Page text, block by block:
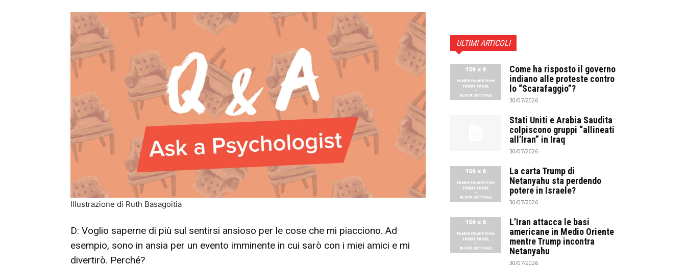
Illustrazione di Ruth Basagoitia
D: Voglio saperne di più sul sentirsi ansioso per le cose che mi piacciono. Ad
esempio, sono in ansia per un evento imminente in cui sarò con i miei amici e mi
divertirò. Perché?
ULTIMI ARTICOLI
Come ha risposto il governo
indiano alle proteste contro
lo “Scarafaggio”?
30/07/2026
Stati Uniti e Arabia Saudita
colpiscono gruppi “allineati
all’Iran” in Iraq
30/07/2026
La carta Trump di
Netanyahu sta perdendo
potere in Israele?
30/07/2026
L’Iran attacca le basi
americane in Medio Oriente
mentre Trump incontra
Netanyahu
30/07/2026